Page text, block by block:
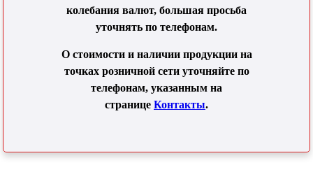
колебания валют, большая просьба
уточнять по телефонам.
О стоимости и наличии продукции на
точках розничной сети уточняйте по
телефонам, указанным на
странице Контакты.